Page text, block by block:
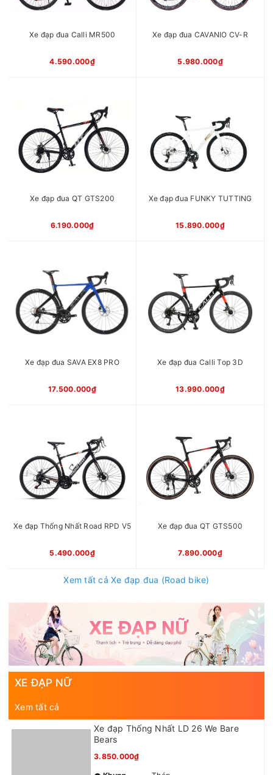
Pedan
Nhôm
Cọc yên
Nhôm
Xe đạp đua Calli MR500
4.590.000₫
Xe đạp đua CAVANIO CV-R
5.980.000₫
Xe đạp đua QT GTS200
6.190.000₫
Xe đạp đua FUNKY TUTTING
15.890.000₫
Xe đạp đua SAVA EX8 PRO
17.500.000₫
Xe đạp đua Calli Top 3D
13.990.000₫
Xe đạp Thống Nhất Road RPD V5
5.490.000₫
Xe đạp đua QT GTS500
7.890.000₫
Xem tất cả Xe đạp đua (Road bike)
XE ĐẠP NỮ
Xem tất cả
Xe đạp Thống Nhất LD 26 We Bare
Bears
3.850.000₫